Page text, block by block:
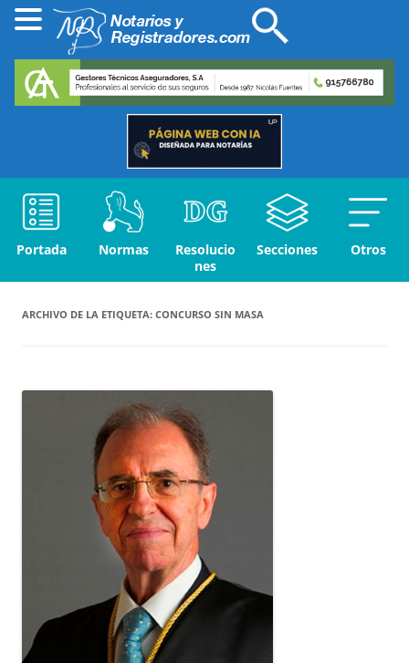
Portada Normas
Resolucio
nes
Secciones Otros
ARCHIVO DE LA ETIQUETA: CONCURSO SIN MASA